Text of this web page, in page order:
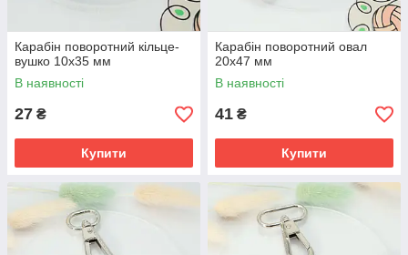
Карабін поворотний кільце-
вушко 10х35 мм
В наявності
27 ₴
Купити
Карабін поворотний овал
20х47 мм
В наявності
41 ₴
Купити